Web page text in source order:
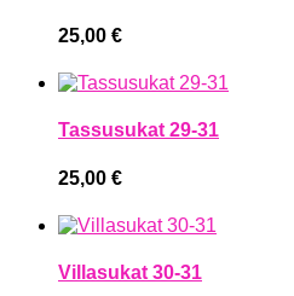
25,00 €
Tassusukat 29-31
25,00 €
Villasukat 30-31